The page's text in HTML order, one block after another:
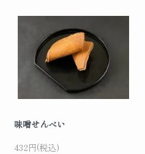
味噌せんべい
432円(税込)